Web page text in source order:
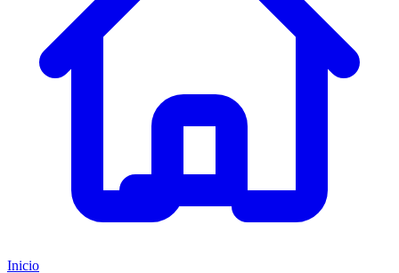
Inicio